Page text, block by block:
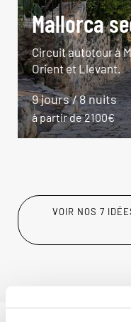
Mallorca
Circuit autotour à
Orient et Llevant.
9 jours / 8 nuits
à partir de 2100€
VOIR NOS 7